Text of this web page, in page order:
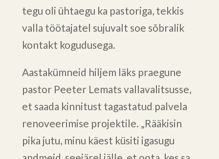
tegu oli ühtaegu ka pastoriga, tekkis
valla töötajatel sujuvalt soe sõbralik
kontakt kogudusega.
Aastakümneid hiljem läks praegune
pastor Peeter Lemats vallavalitsusse,
et saada kinnitust tagastatud palvela
renoveerimise projektile. „Rääkisin
pika jutu, minu käest küsiti igasugu